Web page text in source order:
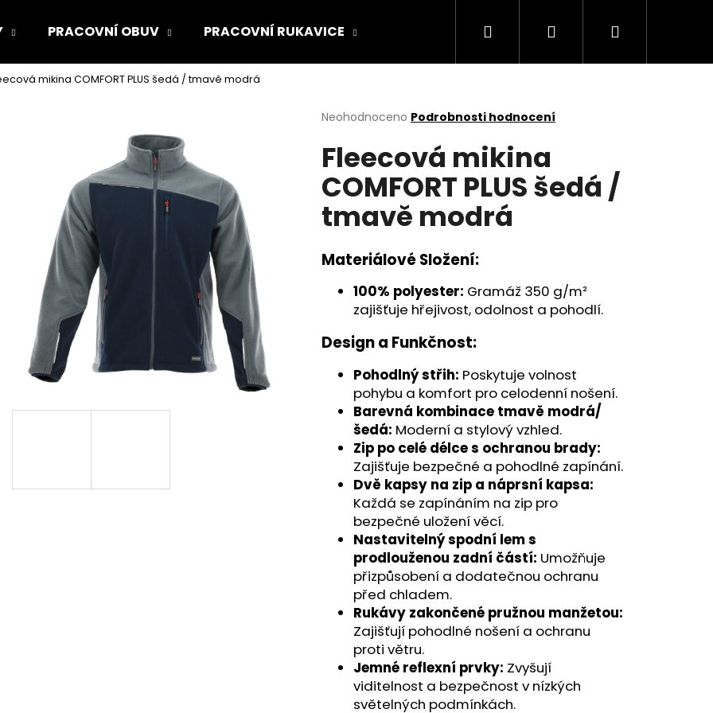
PRACOVNÍ OBUV PRACOVNÍ RUKAVICE TABULKA VELIKOSTI
Hledat PřihlášeníNákupní
mikina COMFORT PLUS šedá / tmavě modrá
Průměrné
produktu
je
0,0
z
5
hvězdiček.
Neohodnoceno Podrobnosti hodnocení
Fleecová mikina
COMFORT PLUS šedá /
tmavě modrá
Materiálové Složení:
100% polyester: Gramáž 350 g/m²
zajišťuje hřejivost, odolnost a pohodlí.
Design a Funkčnost:
Pohodlný střih: Poskytuje volnost
pohybu a komfort pro celodenní nošení.
Barevná kombinace tmavě modrá/
šedá: Moderní a stylový vzhled.
Zip po celé délce s ochranou brady:
Zajišťuje bezpečné a pohodlné zapínání.
Dvě kapsy na zip a náprsní kapsa:
Každá se zapínáním na zip pro
bezpečné uložení věcí.
Nastavitelný spodní lem s
prodlouženou zadní částí: Umožňuje
přizpůsobení a dodatečnou ochranu
před chladem.
Rukávy zakončené pružnou manžetou:
Zajišťují pohodlné nošení a ochranu
proti větru.
Jemné reflexní prvky: Zvyšují
viditelnost a bezpečnost v nízkých
světelných podmínkách.
Co potřebujete najít?
Doporučujeme